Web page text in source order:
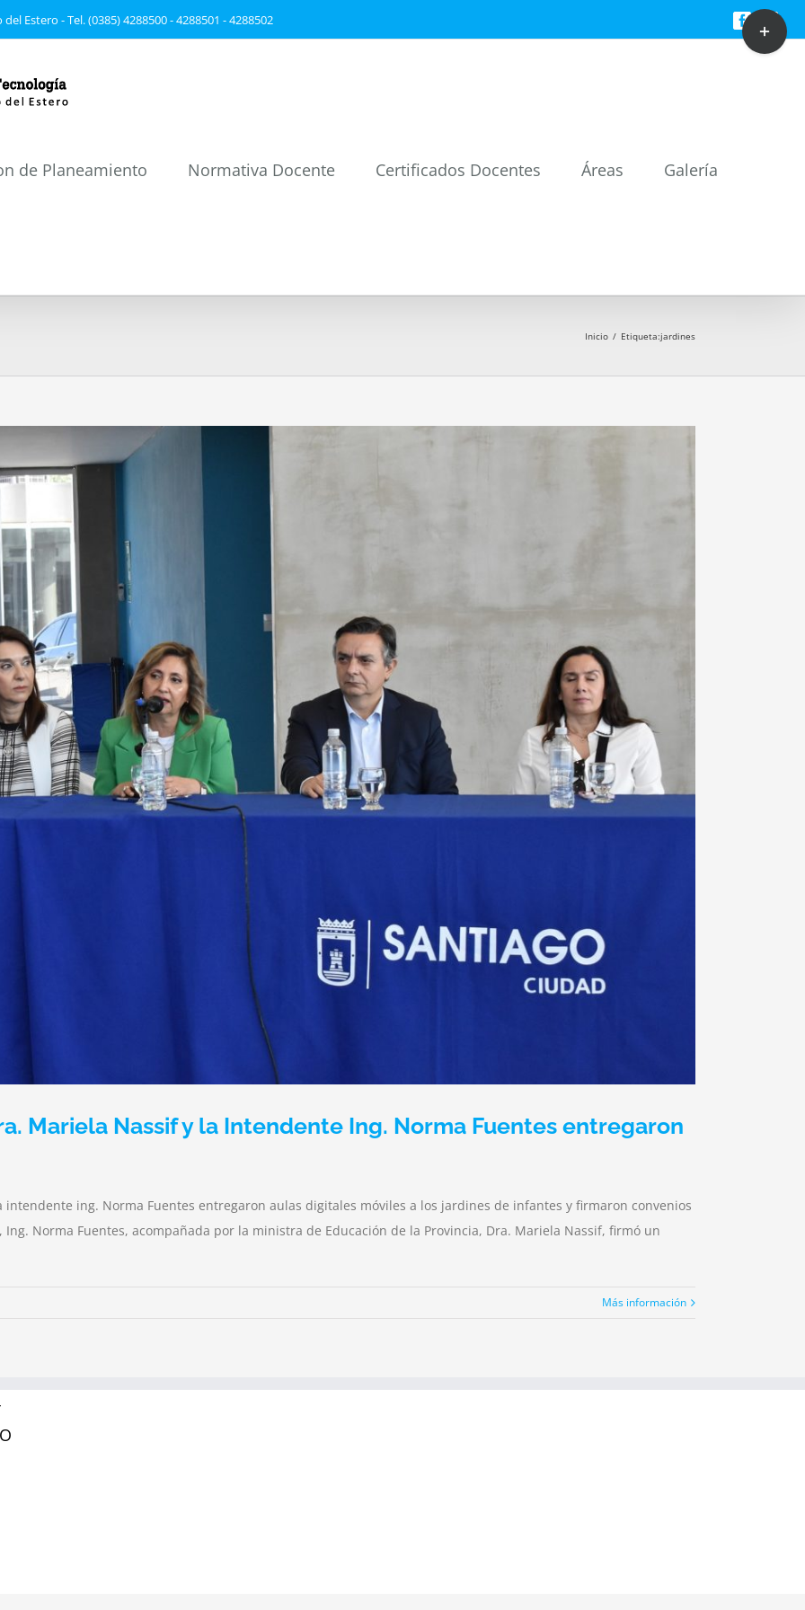
Estero - Tel. (0385) 4288500 - 4288501 - 4288502 Facebook
de Planeamiento Normativa Docente Certificados Docentes Áreas Galería
Inicio / Etiqueta:jardines
Mariela Nassif y la Intendente Ing. Norma Fuentes entregaron
ing. Norma Fuentes entregaron aulas digitales móviles a los jardines de infantes y firmaron convenios
Norma Fuentes, acompañada por la ministra de Educación de la Provincia, Dra. Mariela Nassif, firmó un
Más información
Toggle
Sliding